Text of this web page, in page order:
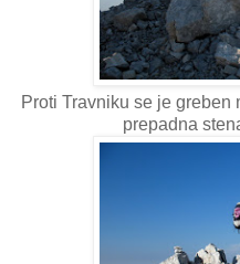
Proti Travniku se je
prepadna